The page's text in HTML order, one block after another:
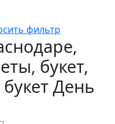
фильтр
букет,
День